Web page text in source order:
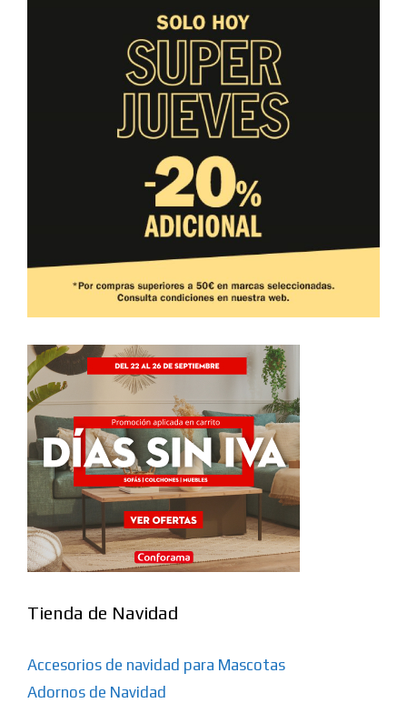
Tienda de Navidad
Accesorios de navidad para Mascotas
Adornos de Navidad